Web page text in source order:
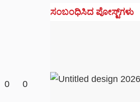
0 0
ಸಂಬಂಧಿಸಿದ ಪೋಸ್ಟ್‌ಗಳು